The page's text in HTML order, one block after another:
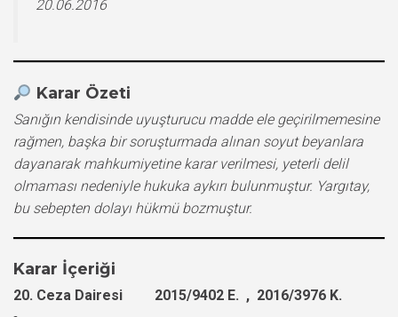
20.06.2016
Karar Özeti
Sanığın kendisinde uyuşturucu madde ele geçirilmemesine
rağmen, başka bir soruşturmada alınan soyut beyanlara
dayanarak mahkumiyetine karar verilmesi, yeterli delil
olmaması nedeniyle hukuka aykırı bulunmuştur. Yargıtay,
bu sebepten dolayı hükmü bozmuştur.
Karar İçeriği
20. Ceza Dairesi 2015/9402 E. , 2016/3976 K.